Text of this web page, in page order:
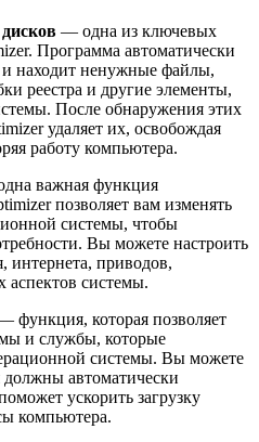
— одна из ключевых
Программа автоматически
находит ненужные файлы,
реестра и другие элементы,
После обнаружения этих
удаляет их, освобождая
работу компьютера.
важная функция
позволяет вам изменять
системы, чтобы
Вы можете настроить
интернета, приводов,
аспектов системы.
функция, которая позволяет
и службы, которые
системы. Вы можете
автоматически
ускорить загрузку
компьютера.